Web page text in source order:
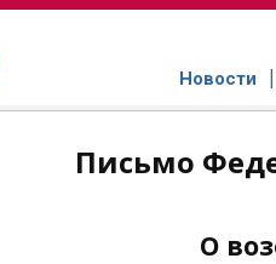
Новости
Письмо
О